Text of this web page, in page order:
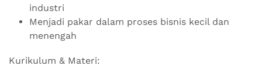
industri
Menjadi pakar dalam proses bisnis kecil dan
menengah
Kurikulum & Materi: